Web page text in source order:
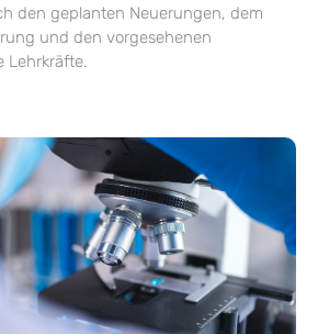
den geplanten Neuerungen, dem
und den vorgesehenen
Lehrkräfte.